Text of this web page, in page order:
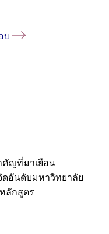
บ
ญที่มาเยือน
ดอันดับมหาวิทยาลัย
ลักสูตร